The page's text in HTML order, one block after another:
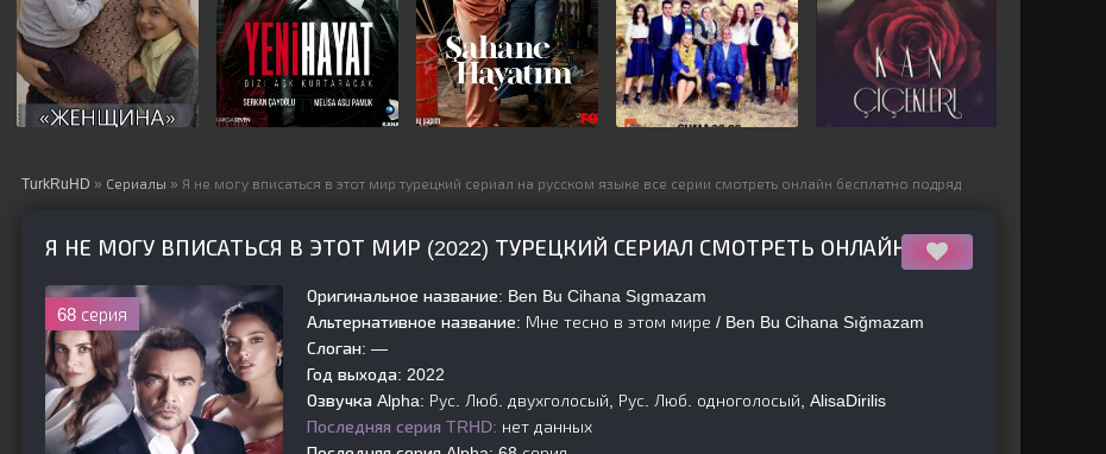
TurkRuHD » Сериалы » Я не могу вписаться в этот мир турецкий сериал на русском языке все серии смотреть онлайн бесплатно подряд
Я НЕ МОГУ ВПИСАТЬСЯ В ЭТОТ МИР (2022) ТУРЕЦКИЙ СЕРИАЛ СМОТРЕТЬ ОНЛАЙН
68 серия
Оригинальное название: Ben Bu Cihana Sıgmazam
Альтернативное название: Мне тесно в этом мире / Ben Bu Cihana Sığmazam
Слоган: —
Год выхода: 2022
Озвучка Alpha: Рус. Люб. двухголосый, Рус. Люб. одноголосый, AlisaDirilis
Последняя серия TRHD: нет данных